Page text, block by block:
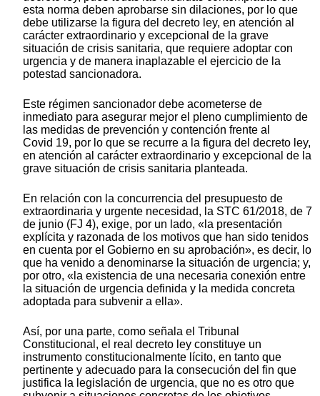
esta norma deben aprobarse sin dilaciones, por lo que
debe utilizarse la figura del decreto ley, en atención al
carácter extraordinario y excepcional de la grave
situación de crisis sanitaria, que requiere adoptar con
urgencia y de manera inaplazable el ejercicio de la
potestad sancionadora.
Este régimen sancionador debe acometerse de
inmediato para asegurar mejor el pleno cumplimiento de
las medidas de prevención y contención frente al
Covid 19, por lo que se recurre a la figura del decreto ley,
en atención al carácter extraordinario y excepcional de la
grave situación de crisis sanitaria planteada.
En relación con la concurrencia del presupuesto de
extraordinaria y urgente necesidad, la STC 61/2018, de 7
de junio (FJ 4), exige, por un lado, «la presentación
explícita y razonada de los motivos que han sido tenidos
en cuenta por el Gobierno en su aprobación», es decir, lo
que ha venido a denominarse la situación de urgencia; y,
por otro, «la existencia de una necesaria conexión entre
la situación de urgencia definida y la medida concreta
adoptada para subvenir a ella».
Así, por una parte, como señala el Tribunal
Constitucional, el real decreto ley constituye un
instrumento constitucionalmente lícito, en tanto que
pertinente y adecuado para la consecución del fin que
justifica la legislación de urgencia, que no es otro que